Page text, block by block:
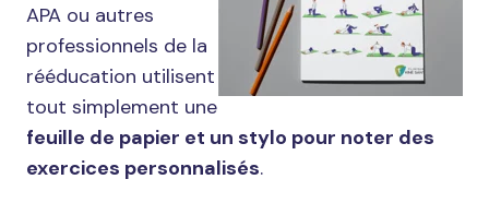
APA ou autres
professionnels de la
rééducation utilisent
tout simplement une
feuille de papier et un stylo pour noter des
exercices personnalisés.